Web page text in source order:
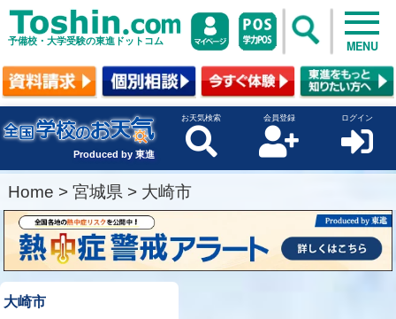
予備校・大学受験の東進ドットコム MENU
Produced by 東進
お天気検索 会員登録 ログイン
Home > 宮城県 > 大崎市
大崎市